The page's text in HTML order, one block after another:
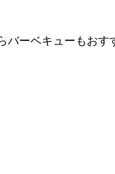
ーベキューもおす